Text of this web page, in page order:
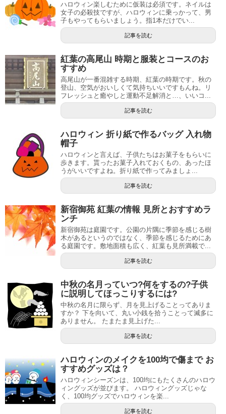
ハロウィン楽しむために仮装は必須です。ネイルは
女子の必殺技ですが、ハロウィンに乗っかって、男
子もやってもらいましょう。指1本だけでい...
記事を読む
紅葉の高尾山 時期と服装とコースのお
すすめ
高尾山が一番混雑する時期、紅葉の時期です。秋の
登山、空気がおいしくて気持ちいいですもんね。リ
フレッシュと癒やしと運動不足解消と…、いいコ...
記事を読む
ハロウィン 折り紙で作るバッグ 入れ物
帽子
ハロウィンと言えば、子供たちはお菓子をもらいに
歩きます。貰ったお菓子入れておくもの、あったほ
うがいいですよね。折り紙で作ってみましょ...
記事を読む
新宿御苑 紅葉の情報 見所とおすすめラ
ンチ
新宿御苑は庭園です。公園の片隅に季節を感じる樹
木があるというのではなく、季節を感じるためにあ
る庭園です。敷地面積も広く、紅葉も見所満載で...
記事を読む
中秋の名月っていつ?何をするの?子供
に説明してほっこりするには?
中秋の名月に限らず、月を見上げることってありま
すか？ 下を向いて、丸い小銭を拾うことって滅多に
ありません。 たまたま見上げた...
記事を読む
ハロウィンのメイクを100均で傷まで お
すすめグッズは？
ハロウィンシーズンは、100均にもたくさんのハロウ
ィングッズが並びます。 ハロウィングッズじゃな
く、100均グッズでハロウィンを楽...
記事を読む